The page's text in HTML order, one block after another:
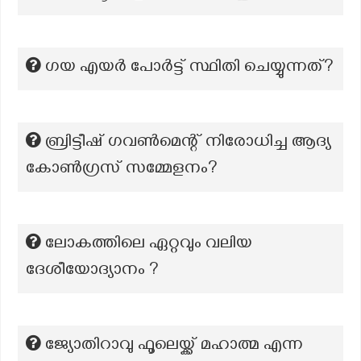
ഗയ എയർ പോർട്ട് സ്ഥിതി ചെയ്യുന്നത്?
ബ്രിട്ടീഷ് ഗവൺമെന്റ് നിരോധിച്ച ആദ്യ
കോൺഗ്രസ് സമ്മേളനം?
ലോകത്തിലെ ഏറ്റവും വലിയ
ദേശീയോദ്യാനം ?
ജ്യോതിറാവു ഫൂലെയ്ക്ക് മഹാത്മ എന്ന